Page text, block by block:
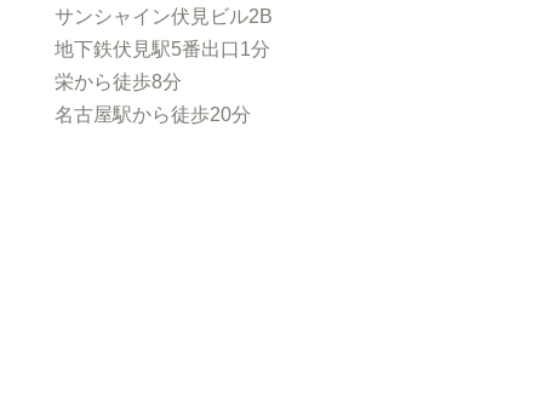
サンシャイン伏見ビル2B
地下鉄伏見駅5番出口1分
栄から徒歩8分
名古屋駅から徒歩20分